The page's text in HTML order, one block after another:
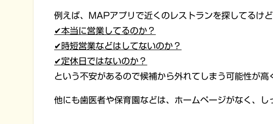
例えば、MAPアプリで近くのレストランを探してるけど
✔︎本当に営業してるのか？
✔︎時短営業などはしてないのか？
✔︎定休日ではないのか？
という不安があるので候補から外れてしまう可能性が高
他にも歯医者や保育園などは、ホームページがなく、